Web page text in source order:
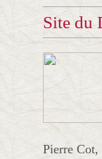
Site du
Pierre Cot,